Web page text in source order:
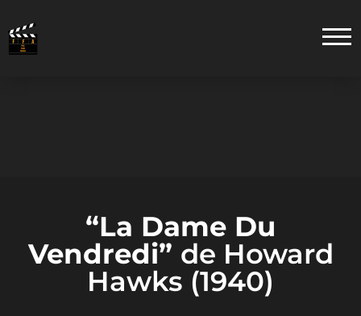
“La Dame Du
Vendredi” de Howard
Hawks (1940)